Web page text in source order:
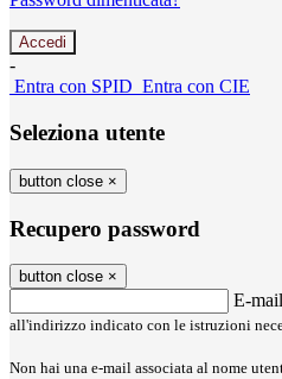
-
Entra con SPID Entra con CIE
Seleziona utente
button close ×
Recupero password
button close ×
E-mail
all'indirizzo indicato con le istruzioni
Non hai una e-mail associata al nome